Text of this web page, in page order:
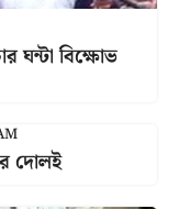
ঘন্টা বিক্ষোভ
দোলই